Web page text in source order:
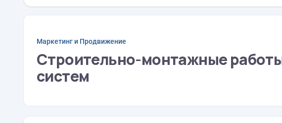
Маркетинг и Продвижение
Строительно-монтажные
систем